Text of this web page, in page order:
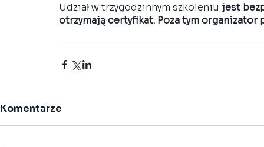
Udział w trzygodzinnym szkoleniu jest
otrzymają certyfikat. Poza tym
Komentarze